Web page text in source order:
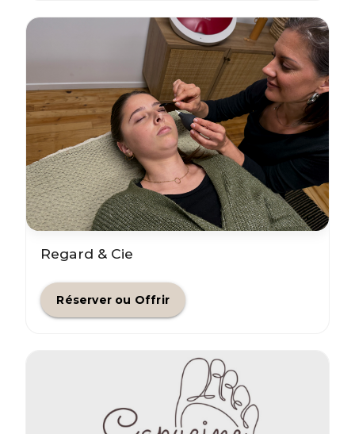
Regard & Cie
Réserver ou Offrir